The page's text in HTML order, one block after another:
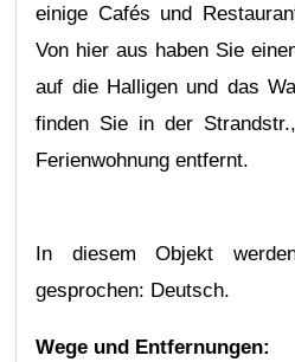
einige Cafés und
Von hier aus haben Sie
auf die Halligen und das
finden Sie in der
Ferienwohnung entfernt.
In diesem Objekt
gesprochen: Deutsch.
Wege und Entfernungen: